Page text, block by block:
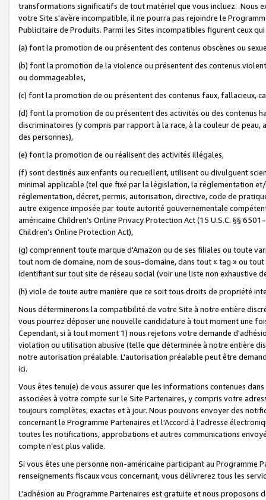
transformations significatifs de tout matériel que vous incluez. Nous
votre Site s'avère incompatible, il ne pourra pas rejoindre le
Publicitaire de Produits. Parmi les Sites incompatibles figurent ceux
(a) font la promotion de ou présentent des contenus obscènes ou
(b) font la promotion de la violence ou présentent des contenus
ou dommageables,
(c) font la promotion de ou présentent des contenus faux, fallacieux,
(d) font la promotion de ou présentent des activités ou des contenus
discriminatoires (y compris par rapport à la race, à la couleur de
des personnes),
(e) font la promotion de ou réalisent des activités illégales,
(f) sont destinés aux enfants ou recueillent, utilisent ou divulguent
minimal applicable (tel que fixé par la législation, la réglementation
réglementation, décret, permis, autorisation, directive, code de
autre exigence imposée par toute autorité gouvernementale
américaine Children’s Online Privacy Protection Act (15 U.S.C. §§
Children’s Online Protection Act),
(g) comprennent toute marque d'Amazon ou de ses filiales ou toute
tout nom de domaine, nom de sous-domaine, dans tout « tag » ou
identifiant sur tout site de réseau social (voir une liste non exhaustive
(h) viole de toute autre manière que ce soit tous droits de propriété
Nous déterminerons la compatibilité de votre Site à notre entière
vous pourrez déposer une nouvelle candidature à tout moment une
Cependant, si à tout moment 1) nous rejetons votre demande
violation ou utilisation abusive (telle que déterminée à notre entière
notre autorisation préalable. L'autorisation préalable peut être
ici.
Vous êtes tenu(e) de vous assurer que les informations contenues
associées à votre compte sur le Site Partenaires, y compris votre
toujours complètes, exactes et à jour. Nous pouvons envoyer des
concernant le Programme Partenaires et l'Accord à l’adresse
toutes les notifications, approbations et autres communications
compte n’est plus valide.
Si vous êtes une personne non-américaine participant au
renseignements fiscaux vous concernant, vous délivrerez tous les
L'adhésion au Programme Partenaires est gratuite et nous proposons